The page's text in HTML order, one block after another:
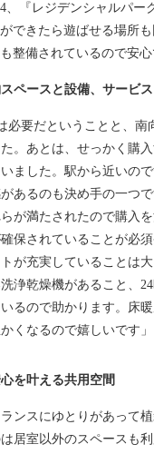
『レジデンシャルパー
できたら遊ばせる場所
整備されているので安心
ペースと設備、サービス
必要だということと、南
。あとは、せっかく購
ました。駅から近いの
あるのも決め手の一つ
が満たされたので購入を
保されていることが必
が充実していることは
浄乾燥機があること、
るので助かります。床
くなるので嬉しいです」
を叶える共用空間
ンスにゆとりがあって
居室以外のスペースも